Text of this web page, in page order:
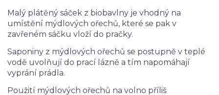
Malý plátěný sáček z biobavlny je vhodný na
umístění mýdlových ořechů, které se pak v
zavřeném sáčku vloží do pračky.
Saponiny z mýdlových ořechů se postupně v teplé
vodě uvolňují do prací lázně a tím napomáhají
vyprání prádla.
Použití mýdlových ořechů na volno příliš